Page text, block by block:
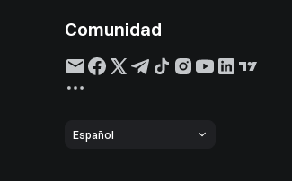
Comunidad
Español